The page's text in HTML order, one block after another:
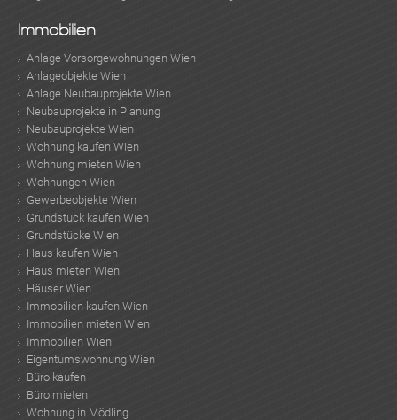
Immobilien
Anlage Vorsorgewohnungen Wien
Anlageobjekte Wien
Anlage Neubauprojekte Wien
Neubauprojekte in Planung
Neubauprojekte Wien
Wohnung kaufen Wien
Wohnung mieten Wien
Wohnungen Wien
Gewerbeobjekte Wien
Grundstück kaufen Wien
Grundstücke Wien
Haus kaufen Wien
Haus mieten Wien
Häuser Wien
Immobilien kaufen Wien
Immobilien mieten Wien
Immobilien Wien
Eigentumswohnung Wien
Büro kaufen
Büro mieten
Wohnung in Mödling